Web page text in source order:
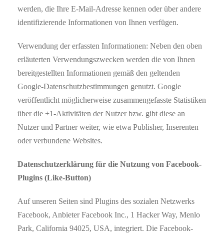
werden, die Ihre E-Mail-Adresse kennen oder über andere
identifizierende Informationen von Ihnen verfügen.
Verwendung der erfassten Informationen: Neben den oben
erläuterten Verwendungszwecken werden die von Ihnen
bereitgestellten Informationen gemäß den geltenden
Google-Datenschutzbestimmungen genutzt. Google
veröffentlicht möglicherweise zusammengefasste Statistiken
über die +1-Aktivitäten der Nutzer bzw. gibt diese an
Nutzer und Partner weiter, wie etwa Publisher, Inserenten
oder verbundene Websites.
Datenschutzerklärung für die Nutzung von Facebook-
Plugins (Like-Button)
Auf unseren Seiten sind Plugins des sozialen Netzwerks
Facebook, Anbieter Facebook Inc., 1 Hacker Way, Menlo
Park, California 94025, USA, integriert. Die Facebook-